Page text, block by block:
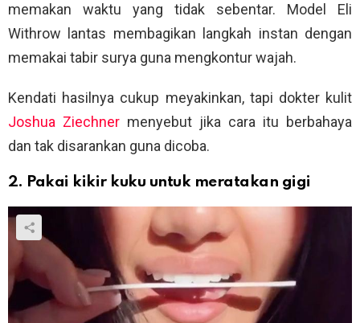
memakan waktu yang tidak sebentar. Model Eli
Withrow lantas membagikan langkah instan dengan
memakai tabir surya guna mengkontur wajah.
Kendati hasilnya cukup meyakinkan, tapi dokter kulit
Joshua Ziechner menyebut jika cara itu berbahaya
dan tak disarankan guna dicoba.
2. Pakai kikir kuku untuk meratakan gigi